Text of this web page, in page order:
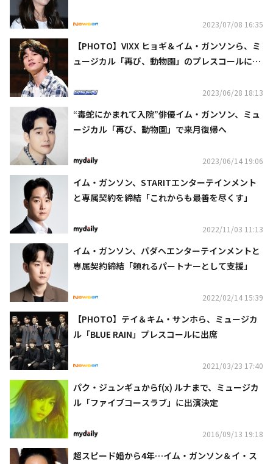
2023/07/08 16:35
【PHOTO】VIXX ヒョギ＆イム・ガンソンら、ミ
ュージカル「再び、動物園」のプレスコールに出
2023/06/28 18:13
“毒蛇にかまれて入院”俳優イム・ガンソン、ミュ
ージカル「再び、動物園」で来月復帰へ
2023/06/14 19:06
イム・ガンソン、STARITエンターテインメント
と専属契約を締結「これからも最善を尽くす」
2022/11/03 11:13
イム・ガンソン、パダヘエンターテインメントと
専属契約締結「頼れるパートナーとして支援」
2022/02/14 15:39
【PHOTO】テイ＆キム・サンホら、ミュージカ
ル「BLUE RAIN」プレスコールに出席
2021/03/23 17:40
パク・ジュンギュからf(x) ルナまで、ミュージカ
ル「ファイブコースラブ」に出演決定
2016/09/13 19:18
超スピード婚から4年…イム・ガンソン＆イ・ス